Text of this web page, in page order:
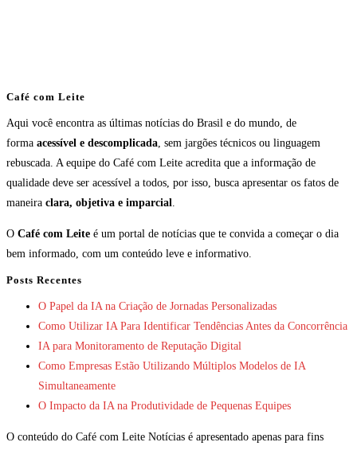
Café com Leite
Aqui você encontra as últimas notícias do Brasil e do mundo, de
forma acessível e descomplicada, sem jargões técnicos ou linguagem
rebuscada. A equipe do Café com Leite acredita que a informação de
qualidade deve ser acessível a todos, por isso, busca apresentar os fatos de
maneira clara, objetiva e imparcial.
O Café com Leite é um portal de notícias que te convida a começar o dia
bem informado, com um conteúdo leve e informativo.
Posts Recentes
O Papel da IA na Criação de Jornadas Personalizadas
Como Utilizar IA Para Identificar Tendências Antes da Concorrência
IA para Monitoramento de Reputação Digital
Como Empresas Estão Utilizando Múltiplos Modelos de IA
Simultaneamente
O Impacto da IA na Produtividade de Pequenas Equipes
O conteúdo do Café com Leite Notícias é apresentado apenas para fins